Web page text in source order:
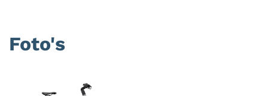
Foto's